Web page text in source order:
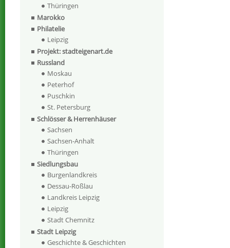
Thüringen
Marokko
Philatelie
Leipzig
Projekt: stadteigenart.de
Russland
Moskau
Peterhof
Puschkin
St. Petersburg
Schlösser & Herrenhäuser
Sachsen
Sachsen-Anhalt
Thüringen
Siedlungsbau
Burgenlandkreis
Dessau-Roßlau
Landkreis Leipzig
Leipzig
Stadt Chemnitz
Stadt Leipzig
Geschichte & Geschichten